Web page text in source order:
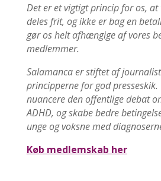
Det er et vigtigt princip for os,
deles frit, og ikke er bag en
gør os helt afhængige af vores
medlemmer.
Salamanca er stiftet af
principperne for god
nuancere den offentlige debat
ADHD, og skabe bedre
unge og voksne med
Køb medlemskab her